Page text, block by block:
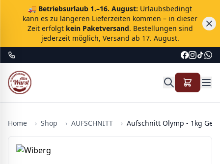
🚚 Betriebsurlaub 1.–16. August: Urlaubsbedingt
kann es zu längeren Lieferzeiten kommen – in dieser
Zeit erfolgt kein Paketversand. Bestellungen sind
jederzeit möglich, Versand ab 17. August.
Home › Shop › AUFSCHNITT › Aufschnitt Olymp - 1kg